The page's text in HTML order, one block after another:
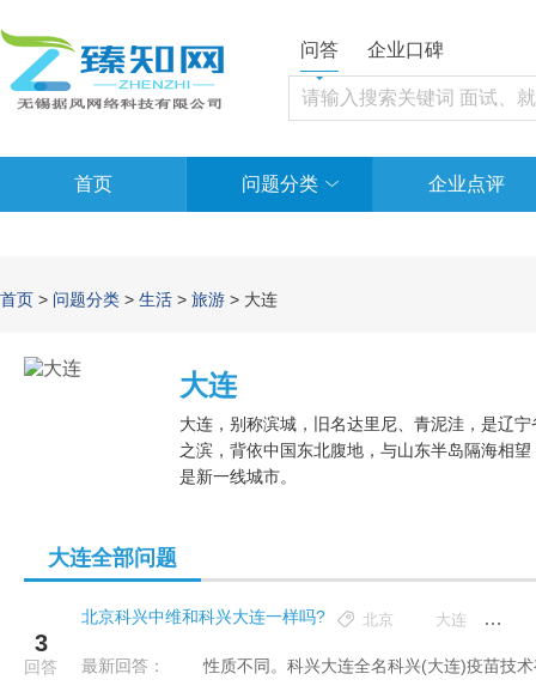
问答 企业口碑
首页 问题分类 企业点评
首页 > 问题分类 > 生活 > 旅游 > 大连
大连
大连，别称滨城，旧名达里尼、青泥洼，是辽
之滨，背依中国东北腹地，与山东半岛隔海相
是新一线城市。
大连全部问题
3
回答
北京科兴中维和科兴大连一样吗? 北京 大连
最新回答： 性质不同。科兴大连全名科兴(大连)疫苗技术